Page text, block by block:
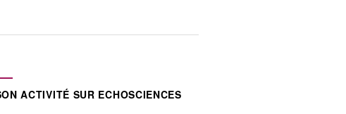
ACTIVITÉ SUR ECHOSCIENCES